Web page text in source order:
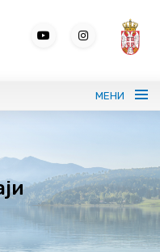
МЕНИ